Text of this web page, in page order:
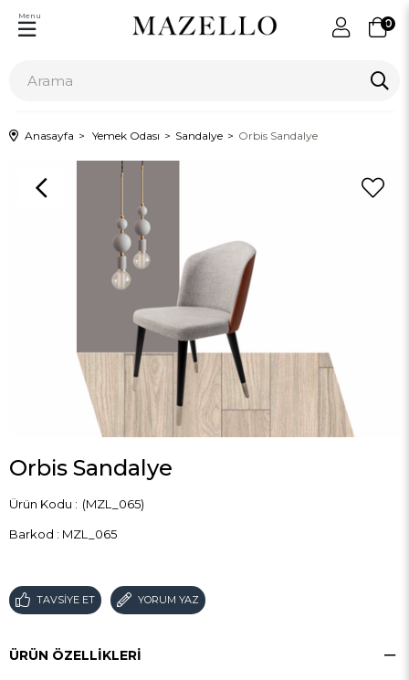
0
Menu
Anasayfa Yemek Odası Sandalye Orbis Sandalye
Orbis Sandalye
(MZL_065)
Barkod : MZL_065
TAVSIYE ET YORUM YAZ
ÜRÜN ÖZELLIKLERI